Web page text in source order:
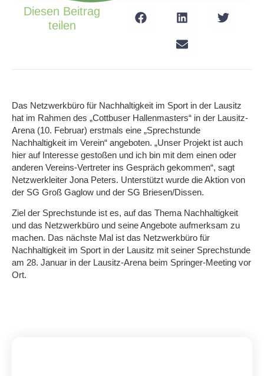
Diesen Beitrag
teilen
Das Netzwerkbüro für Nachhaltigkeit im Sport in der Lausitz
hat im Rahmen des „Cottbuser Hallenmasters“ in der Lausitz-
Arena (10. Februar) erstmals eine „Sprechstunde
Nachhaltigkeit im Verein“ angeboten. „Unser Projekt ist auch
hier auf Interesse gestoßen und ich bin mit dem einen oder
anderen Vereins-Vertreter ins Gespräch gekommen“, sagt
Netzwerkleiter Jona Peters. Unterstützt wurde die Aktion von
der SG Groß Gaglow und der SG Briesen/Dissen.
Ziel der Sprechstunde ist es, auf das Thema Nachhaltigkeit
und das Netzwerkbüro und seine Angebote aufmerksam zu
machen. Das nächste Mal ist das Netzwerkbüro für
Nachhaltigkeit im Sport in der Lausitz mit seiner Sprechstunde
am 28. Januar in der Lausitz-Arena beim Springer-Meeting vor
Ort.